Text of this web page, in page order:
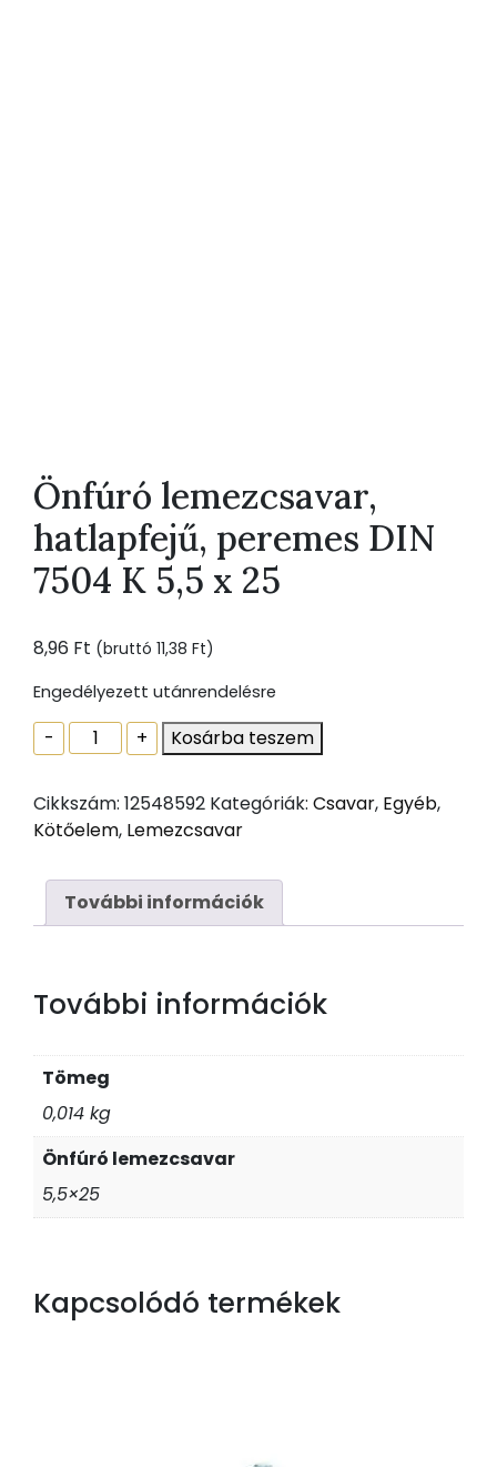
Önfúró lemezcsavar,
hatlapfejű, peremes DIN
7504 K 5,5 x 25
8,96 Ft (bruttó 11,38 Ft)
Engedélyezett utánrendelésre
-
Önfúró
lemezcsavar,
peremes
DIN
K
5,5
mennyiség
+ Kosárba teszem
Cikkszám: 12548592 Kategóriák: Csavar, Egyéb,
Kötőelem, Lemezcsavar
További információk
További információk
Tömeg
0,014 kg
Önfúró lemezcsavar
5,5×25
Kapcsolódó termékek